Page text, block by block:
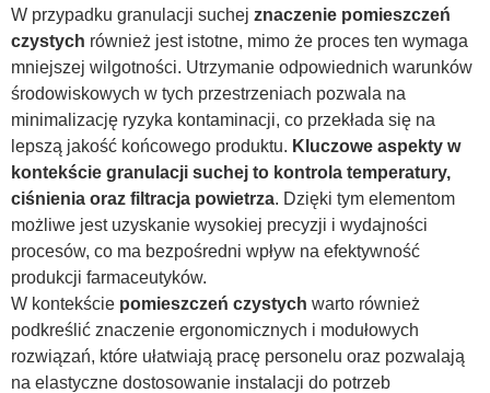
W przypadku granulacji suchej znaczenie pomieszczeń
czystych również jest istotne, mimo że proces ten wymaga
mniejszej wilgotności. Utrzymanie odpowiednich warunków
środowiskowych w tych przestrzeniach pozwala na
minimalizację ryzyka kontaminacji, co przekłada się na
lepszą jakość końcowego produktu. Kluczowe aspekty w
kontekście granulacji suchej to kontrola temperatury,
ciśnienia oraz filtracja powietrza. Dzięki tym elementom
możliwe jest uzyskanie wysokiej precyzji i wydajności
procesów, co ma bezpośredni wpływ na efektywność
produkcji farmaceutyków.
W kontekście pomieszczeń czystych warto również
podkreślić znaczenie ergonomicznych i modułowych
rozwiązań, które ułatwiają pracę personelu oraz pozwalają
na elastyczne dostosowanie instalacji do potrzeb